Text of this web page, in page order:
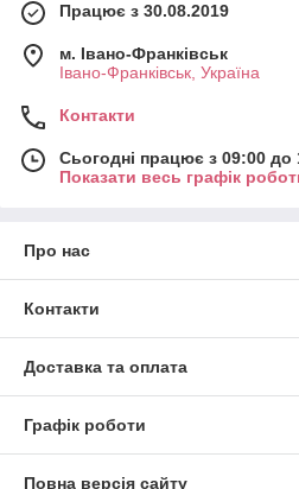
Працює з 30.08.2019
м. Івано-Франківськ
Івано-Франківськ, Україна
Контакти
Сьогодні працює з 09:00 до
Показати весь графік
Про нас
Контакти
Доставка та оплата
Графік роботи
Повна версія сайту